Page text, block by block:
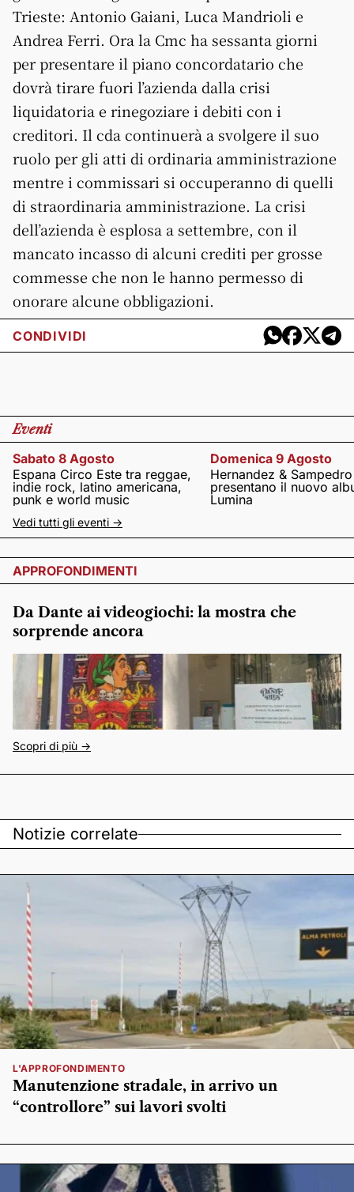
Trieste: Antonio Gaiani, Luca Mandrioli e
Andrea Ferri. Ora la Cmc ha sessanta giorni
per presentare il piano concordatario che
dovrà tirare fuori l’azienda dalla crisi
liquidatoria e rinegoziare i debiti con i
creditori. Il cda continuerà a svolgere il suo
ruolo per gli atti di ordinaria amministrazione
mentre i commissari si occuperanno di quelli
di straordinaria amministrazione. La crisi
dell’azienda è esplosa a settembre, con il
mancato incasso di alcuni crediti per grosse
commesse che non le hanno permesso di
onorare alcune obbligazioni.
CONDIVIDI
Eventi
Sabato 8 Agosto
Espana Circo Este tra reggae,
indie rock, latino americana,
punk e world music
Domenica 9 Agosto
Hernandez & Sampedro
presentano il nuovo
Lumina
Vedi tutti gli eventi ->
APPROFONDIMENTI
Da Dante ai videogiochi: la mostra che
sorprende ancora
Scopri di più ->
Notizie correlate
L'APPROFONDIMENTO
Manutenzione stradale, in arrivo un
“controllore” sui lavori svolti